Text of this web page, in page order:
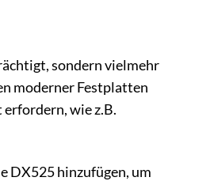
sondern vielmehr
moderner Festplatten
wie z.B.
DX525 hinzufügen, um